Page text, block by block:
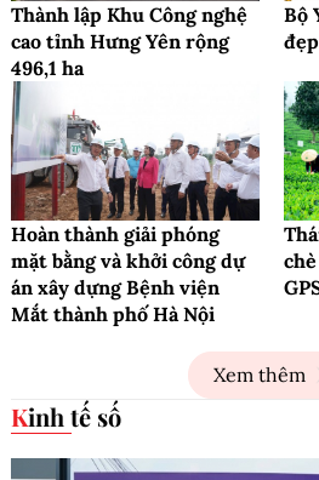
Thành lập Khu Công nghệ
cao tỉnh Hưng Yên rộng
496,1 ha
Bộ
Hoàn thành giải phóng
mặt bằng và khởi công dự
án xây dựng Bệnh viện
Mắt thành phố Hà Nội
Xem thêm
Kinh tế số